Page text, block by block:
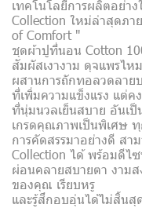
เทคโนโลยีการผลิตอย่า
Collection ใหม่ล่าสุดภา
of Comfort "
ชุดผ้าปูที่นอน Cotton
สัมผัสเงางาม ดุจแพรไหม
ผสานการถักทอลวดลาย
ที่เพิ่มความแข็งแรง แต่ค
ที่นุ่มนวลเย็นสบาย อันเ
เกรดคุณภาพเป็นพิเศษ
การคัดสรรมาอย่างดี สา
Collection ได้ พร้อมดีไ
ผ่อนคลายสบายตา งาม
ของคุณ เรียบหรู
และรู้สึกอบอุ่นได้ไม่สิ้นสุ